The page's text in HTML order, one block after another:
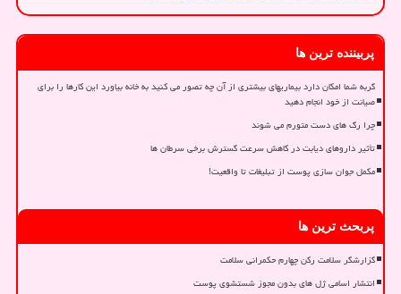
پربیننده ترین ها
گربه شما امکان دارد بیماریهای بیشتری از آن چه تصور می کنید به خانه بیاورد این کارها را برای
صیانت از خود انجام دهید
چرا رگ های دست متورم می شوند
تأثیر داروهای دیابت در کاهش سرعت گسترش برخی سرطان ها
مکمل جوان سازی پوست از تبلیغات تا واقعیت!
پربحث ترین ها
گزارشگر سلامت رکن چهارم حکمرانی سلامت
انتشار اسامی ژل های بدون مجوز شستشوی پوست